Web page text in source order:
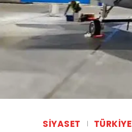
SIYASET TÜRKIYE